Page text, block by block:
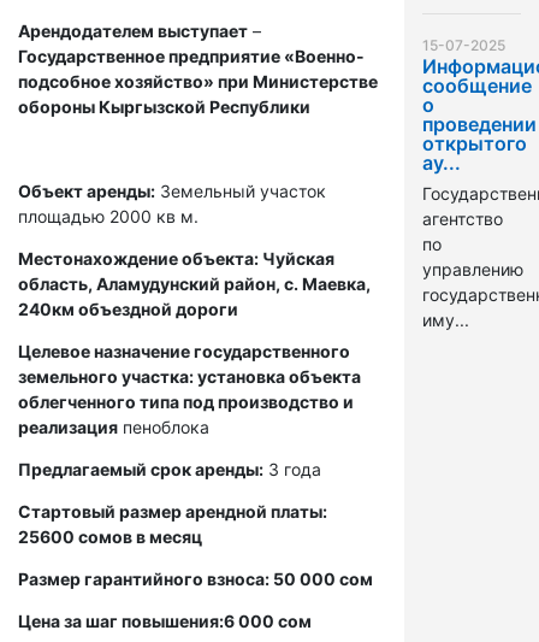
Арендодателем выступает –
Государственное предприятие «Военно-
подсобное хозяйство» при Министерстве
обороны Кыргызской Республики
Объект аренды: Земельный участок
площадью 2000 кв м.
Местонахождение объекта: Чуйская
область, Аламудунский район, с. Маевка,
240км объездной дороги
Целевое назначение государственного
земельного участка: установка объекта
облегченного типа под производство и
реализация пеноблока
Предлагаемый срок аренды: 3 года
Стартовый размер арендной платы:
25600 сомов в месяц
Размер гарантийного взноса: 50 000 сом
Цена за шаг повышения:6 000 сом
15-07-2025
сообщение
о
проведении
открытого
ау...
агентство
по
управлению
иму...